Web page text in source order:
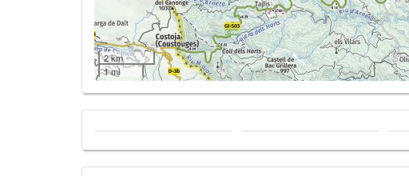
2 km
1 mi